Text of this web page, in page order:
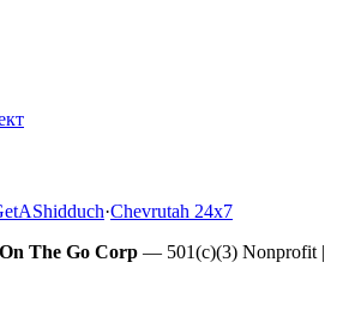
·Chevrutah 24x7
The Go Corp — 501(c)(3) Nonprofit |